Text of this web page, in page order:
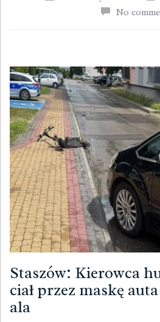
No
Staszów: Kierowca
ciał przez maskę
ala